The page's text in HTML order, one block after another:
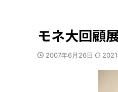
モネ大回顧
2007年6月26日